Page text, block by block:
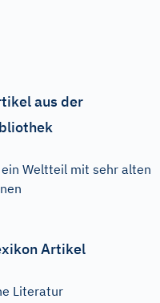
aus der
ein Weltteil mit sehr alten
Artikel
Literatur